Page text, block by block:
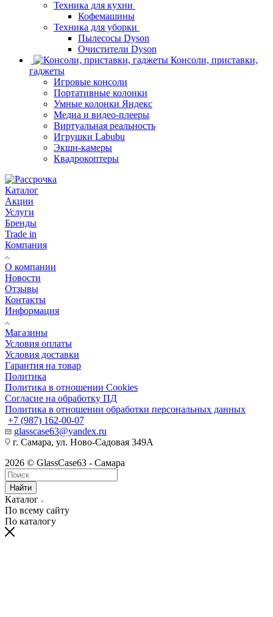
Техника для кухни
Кофемашины
Техника для уборки
Пылесосы Dyson
Очистители Dyson
Консоли, приставки,
гаджеты
Игровые консоли
Портативные колонки
Умные колонки Яндекс
Медиа и видео-плееры
Виртуальная реальность
Игрушки Labubu
Экшн-камеры
Квадрокоптеры
Каталог
Акции
Услуги
Бренды
Trade in
Компания
О компании
Новости
Отзывы
Контакты
Информация
Магазины
Условия оплаты
Условия доставки
Гарантия на товар
Политика
Политика в отношении Cookies
Согласие на обработку ПД
Политика в отношении обработки персональных данных
+7 (987) 162-00-07
glasscase63@yandex.ru
г. Самара, ул. Ново-Садовая 349А
2026 © GlassCase63 - Самара
Найти
Каталог
По всему сайту
По каталогу